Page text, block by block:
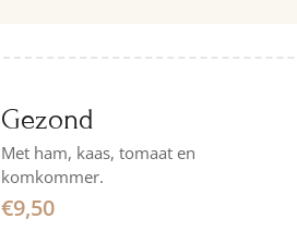
Gezond
Met ham, kaas, tomaat en
komkommer.
€9,50